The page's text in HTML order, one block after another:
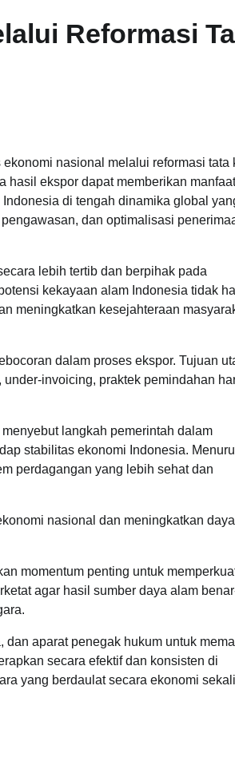
Reformasi
nasional melalui reformasi tata
hasil ekspor dapat memberikan manfaat
di tengah dinamika global
dan optimalisasi
lebih tertib dan berpihak pada
kekayaan alam Indonesia tidak
meningkatkan kesejahteraan
dalam proses ekspor. Tujuan
invoicing, praktek pemindahan
langkah pemerintah dalam
stabilitas ekonomi Indonesia.
perdagangan yang lebih sehat dan
nasional dan meningkatkan
momentum penting untuk
agar hasil sumber daya alam
aparat penegak hukum untuk
secara efektif dan konsisten di
yang berdaulat secara ekonomi